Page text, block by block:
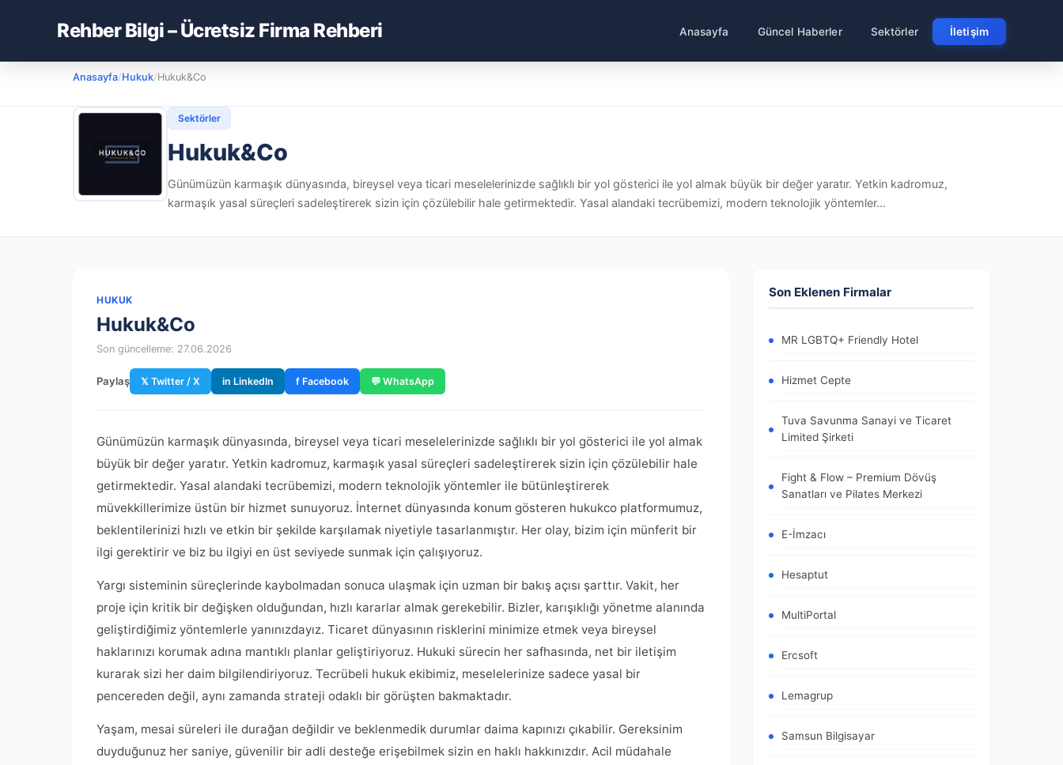
Rehber Bilgi – Ücretsiz Firma Rehberi Anasayfa Güncel Haberler Sektörler İletişim
Anasayfa/Hukuk/Hukuk&Co
Sektörler
Hukuk&Co
Günümüzün karmaşık dünyasında, bireysel veya ticari meselelerinizde sağlıklı bir yol gösterici ile yol almak büyük bir değer yaratır. Yetkin kadromuz,
karmaşık yasal süreçleri sadeleştirerek sizin için çözülebilir hale getirmektedir. Yasal alandaki tecrübemizi, modern teknolojik yöntemler...
HUKUK
Hukuk&Co
Son güncelleme: 27.06.2026
Paylaş 𝕏 Twitter / X in LinkedIn f Facebook 💬 WhatsApp
Günümüzün karmaşık dünyasında, bireysel veya ticari meselelerinizde sağlıklı bir yol gösterici ile yol almak
büyük bir değer yaratır. Yetkin kadromuz, karmaşık yasal süreçleri sadeleştirerek sizin için çözülebilir hale
getirmektedir. Yasal alandaki tecrübemizi, modern teknolojik yöntemler ile bütünleştirerek
müvekkillerimize üstün bir hizmet sunuyoruz. İnternet dünyasında konum gösteren hukukco platformumuz,
beklentilerinizi hızlı ve etkin bir şekilde karşılamak niyetiyle tasarlanmıştır. Her olay, bizim için münferit bir
ilgi gerektirir ve biz bu ilgiyi en üst seviyede sunmak için çalışıyoruz.
Yargı sisteminin süreçlerinde kaybolmadan sonuca ulaşmak için uzman bir bakış açısı şarttır. Vakit, her
proje için kritik bir değişken olduğundan, hızlı kararlar almak gerekebilir. Bizler, karışıklığı yönetme alanında
geliştirdiğimiz yöntemlerle yanınızdayız. Ticaret dünyasının risklerini minimize etmek veya bireysel
haklarınızı korumak adına mantıklı planlar geliştiriyoruz. Hukuki sürecin her safhasında, net bir iletişim
kurarak sizi her daim bilgilendiriyoruz. Tecrübeli hukuk ekibimiz, meselelerinize sadece yasal bir
pencereden değil, aynı zamanda strateji odaklı bir görüşten bakmaktadır.
Yaşam, mesai süreleri ile durağan değildir ve beklenmedik durumlar daima kapınızı çıkabilir. Gereksinim
duyduğunuz her saniye, güvenilir bir adli desteğe erişebilmek sizin en haklı hakkınızdır. Acil müdahale
Son Eklenen Firmalar
MR LGBTQ+ Friendly Hotel
Hizmet Cepte
Tuva Savunma Sanayi ve Ticaret
Limited Şirketi
Fight & Flow – Premium Dövüş
Sanatları ve Pilates Merkezi
E-İmzacı
Hesaptut
MultiPortal
Ercsoft
Lemagrup
Samsun Bilgisayar